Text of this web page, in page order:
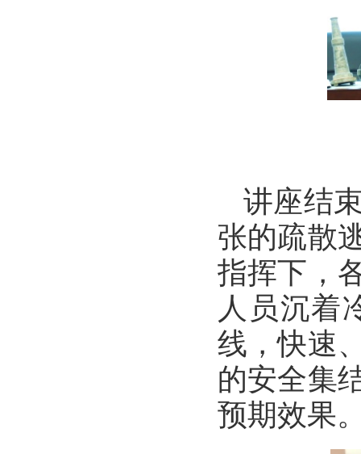
讲座结
张的疏散
指挥下，
人员沉着
线，快速
的安全集
预期效果